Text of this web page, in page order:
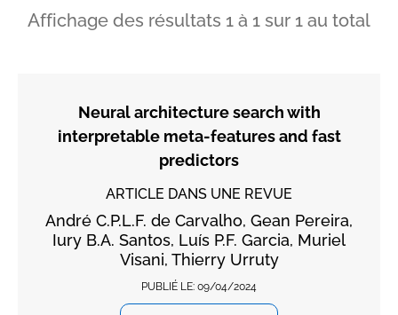
Affichage des résultats 1 à 1 sur 1 au total
Neural architecture search with
interpretable meta-features and fast
predictors
ARTICLE DANS UNE REVUE
André C.P.L.F. de Carvalho, Gean Pereira,
Iury B.A. Santos, Luís P.F. Garcia, Muriel
Visani, Thierry Urruty
PUBLIÉ LE: 09/04/2024